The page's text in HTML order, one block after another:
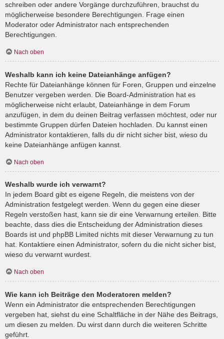
schreiben oder andere Vorgänge durchzuführen, brauchst du
möglicherweise besondere Berechtigungen. Frage einen
Moderator oder Administrator nach entsprechenden
Berechtigungen.
Nach oben
Weshalb kann ich keine Dateianhänge anfügen?
Rechte für Dateianhänge können für Foren, Gruppen und einzelne
Benutzer vergeben werden. Die Board-Administration hat es
möglicherweise nicht erlaubt, Dateianhänge in dem Forum
anzufügen, in dem du deinen Beitrag verfassen möchtest, oder nur
bestimmte Gruppen dürfen Dateien hochladen. Du kannst einen
Administrator kontaktieren, falls du dir nicht sicher bist, wieso du
keine Dateianhänge anfügen kannst.
Nach oben
Weshalb wurde ich verwarnt?
In jedem Board gibt es eigene Regeln, die meistens von der
Administration festgelegt werden. Wenn du gegen eine dieser
Regeln verstoßen hast, kann sie dir eine Verwarnung erteilen. Bitte
beachte, dass dies die Entscheidung der Administration dieses
Boards ist und phpBB Limited nichts mit dieser Verwarnung zu tun
hat. Kontaktiere einen Administrator, sofern du die nicht sicher bist,
wieso du verwarnt wurdest.
Nach oben
Wie kann ich Beiträge den Moderatoren melden?
Wenn ein Administrator die entsprechenden Berechtigungen
vergeben hat, siehst du eine Schaltfläche in der Nähe des Beitrags,
um diesen zu melden. Du wirst dann durch die weiteren Schritte
geführt.